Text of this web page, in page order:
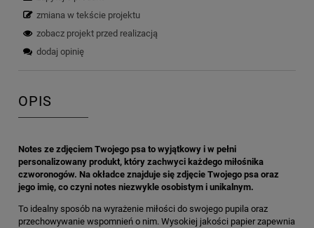
zmiana w tekście projektu
zobacz projekt przed realizacją
dodaj opinię
OPIS
Notes ze zdjęciem Twojego psa to wyjątkowy i w pełni
personalizowany produkt, który zachwyci każdego miłośnika
czworonogów. Na okładce znajduje się zdjęcie Twojego psa oraz
jego imię, co czyni notes niezwykle osobistym i unikalnym.
To idealny sposób na wyrażenie miłości do swojego pupila oraz
przechowywanie wspomnień o nim. Wysokiej jakości papier zapewnia